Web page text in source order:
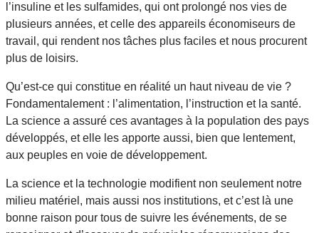
l’insuline et les sulfamides, qui ont prolongé nos vies de
plusieurs années, et celle des appareils économiseurs de
travail, qui rendent nos tâches plus faciles et nous procurent
plus de loisirs.
Qu’est-ce qui constitue en réalité un haut niveau de vie ?
Fondamentalement : l’alimentation, l’instruction et la santé.
La science a assuré ces avantages à la population des pays
développés, et elle les apporte aussi, bien que lentement,
aux peuples en voie de développement.
La science et la technologie modifient non seulement notre
milieu matériel, mais aussi nos institutions, et c’est là une
bonne raison pour tous de suivre les événements, de se